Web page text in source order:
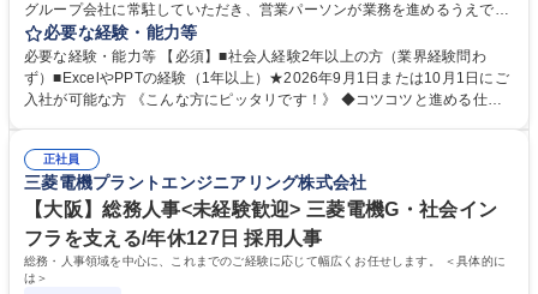
グループ会社に常駐していただき、営業パーソンが業務を進めるうえで発
生する業務を幅広くサポートとしてテレビCMやSNS広告の入稿サポー
ト、進行管理等 部内アシスタントとしての業務をお任せします。 ◆得意
先との定例資料作成 ◆競合調査 ◆広告出稿の進行管理、確認 ◆広告出稿
後のデータ抽出と効果測定、資料作成 ◆TVCM放送枠の情報管理、不備確
ール対応 ◆常駐先に向けた事業拡大の提案 など 募集職種 大阪|博報堂DY
グループ【CM・SNS広告の入稿サポート業務】9月・10月入社限定！
必要な経験・能力等
必要な経験・能力等 【必須】■社会人経験2年以上の方（業界経験問わ
ず）■ExcelやPPTの経験（1年以上）★2026年9月1日または10月1日にご
入社が可能な方 《こんな方にピッタリです！》 ◆コツコツと進める仕事
ャリア・スキルUPを目指したい方 学歴・資格 学歴：大学院 大学 高専 短
大 専修学校 高校 語学力： 資格：
正社員
三菱電機プラントエンジニアリング株式会社
【大阪】総務人事<未経験歓迎> 三菱電機G・社会イン
フラを支える/年休127日 採用人事
総務・人事領域を中心に、これまでのご経験に応じて幅広くお任せします。 ＜具体的に
は＞